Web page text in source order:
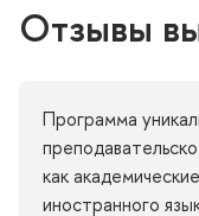
Отзывы
Программа
как
иностранного